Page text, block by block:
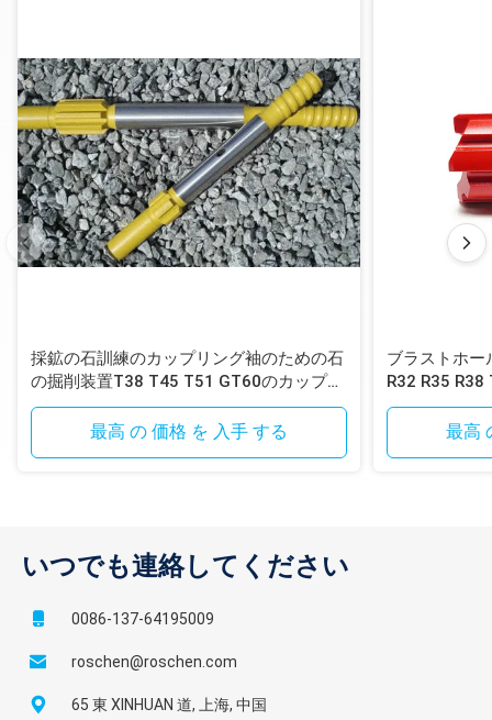
採鉱の石訓練のカップリング袖のための石
の掘削装置T38 T45 T51 GT60のカップリ
ング袖
最高 の 価格 を 入手 する
ブラストホー
R32 R35
ックボタンビ
最高
いつでも連絡してください
0086-137-64195009
roschen@roschen.com
65 東 XINHUAN 道, 上海, 中国